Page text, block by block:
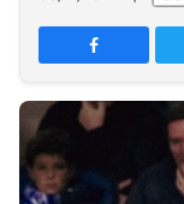
PT
TREETAN
INDONESIA
Partner